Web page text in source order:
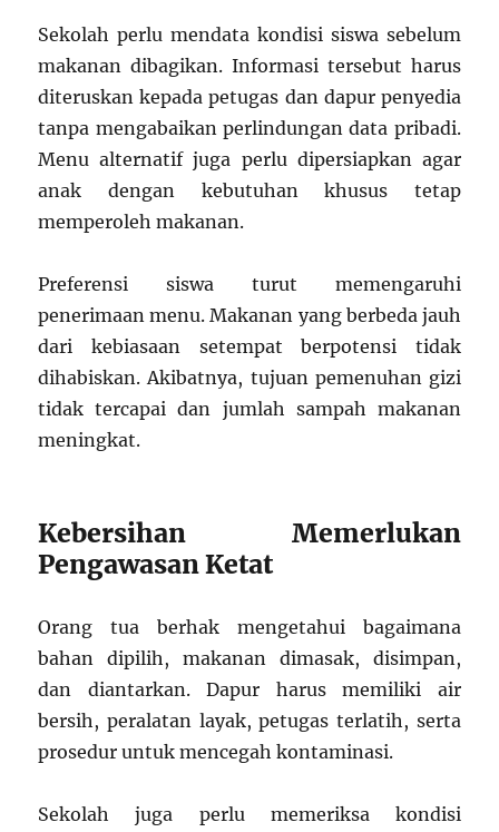
Sekolah perlu mendata kondisi siswa sebelum
makanan dibagikan. Informasi tersebut harus
diteruskan kepada petugas dan dapur penyedia
tanpa mengabaikan perlindungan data pribadi.
Menu alternatif juga perlu dipersiapkan agar
anak dengan kebutuhan khusus tetap
memperoleh makanan.
Preferensi siswa turut memengaruhi
penerimaan menu. Makanan yang berbeda jauh
dari kebiasaan setempat berpotensi tidak
dihabiskan. Akibatnya, tujuan pemenuhan gizi
tidak tercapai dan jumlah sampah makanan
meningkat.
Kebersihan Memerlukan
Pengawasan Ketat
Orang tua berhak mengetahui bagaimana
bahan dipilih, makanan dimasak, disimpan,
dan diantarkan. Dapur harus memiliki air
bersih, peralatan layak, petugas terlatih, serta
prosedur untuk mencegah kontaminasi.
Sekolah juga perlu memeriksa kondisi